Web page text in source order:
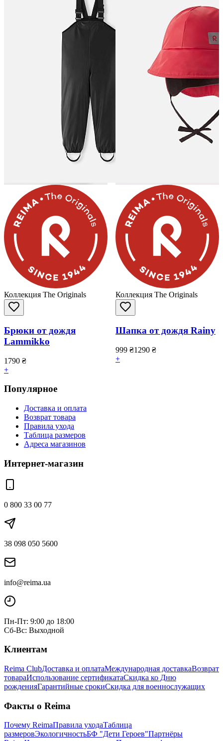
Коллекция The Originals
Брюки от дождя
Lammikko
1790 ₴
+
Коллекция The Originals
Шапка от дождя Rainy
999 ₴1290 ₴
+
Популярное
Доставка и оплата
Возврат товара
Правила ухода
Таблица размеров
Адреса магазинов
Интернет-магазин
0 800 33 00 77
38 098 050 5600
info@reima.ua
Пн-Пт: 9:00 до 18:00
Сб-Вс: Выходной
Клиентам
Reima ClubДоставка и оплатаМеждународная доставкаВозврат
товараИспользование сертификатаСкидка ко Дню
рожденияГарантийные срокиСкидка для военнослужащих
Факты о Reima
Почему ReimaПравила уходаТаблица
размеровЭкологичностьБФ "Дети Героев"Партнёры